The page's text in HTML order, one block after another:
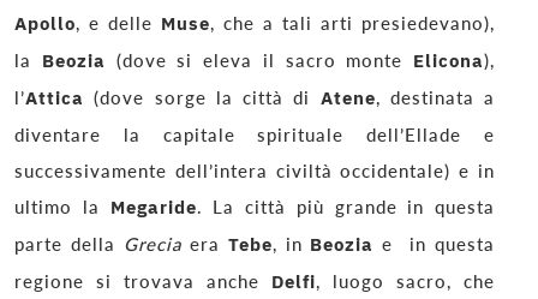
Apollo, e delle Muse, che a tali arti presiedevano),
la Beozia (dove si eleva il sacro monte Elicona),
l’Attica (dove sorge la città di Atene, destinata a
diventare la capitale spirituale dell’Ellade e
successivamente dell’intera civiltà occidentale) e in
ultimo la Megaride. La città più grande in questa
parte della Greciaera Tebe, in Beozia e in questa
regione si trovava anche Delfi, luogo sacro, che